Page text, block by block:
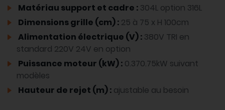
Matériau support et cadre : 304L option 316L
Dimensions grille (cm) : 25 à 75 x H 100cm
Alimentation électrique (V) : 380V TRI en
standard 220V 24V en option
Puissance moteur (kW) : 0.370.75kW suivant
modèles
Hauteur de rejet (m) : ajustable au besoin